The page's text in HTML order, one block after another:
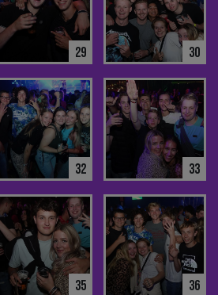
29 30
32 33
35 36